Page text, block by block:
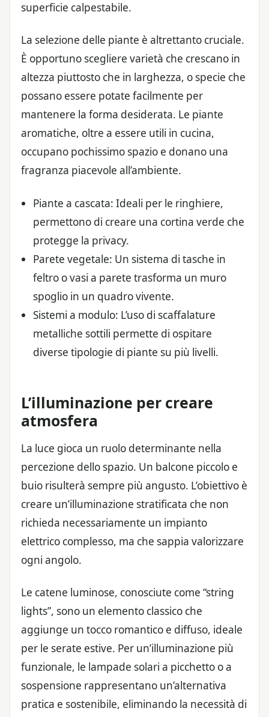
superficie calpestabile.
La selezione delle piante è altrettanto cruciale.
È opportuno scegliere varietà che crescano in
altezza piuttosto che in larghezza, o specie che
possano essere potate facilmente per
mantenere la forma desiderata. Le piante
aromatiche, oltre a essere utili in cucina,
occupano pochissimo spazio e donano una
fragranza piacevole all’ambiente.
Piante a cascata: Ideali per le ringhiere,
permettono di creare una cortina verde che
protegge la privacy.
Parete vegetale: Un sistema di tasche in
feltro o vasi a parete trasforma un muro
spoglio in un quadro vivente.
Sistemi a modulo: L’uso di scaffalature
metalliche sottili permette di ospitare
diverse tipologie di piante su più livelli.
L’illuminazione per creare
atmosfera
La luce gioca un ruolo determinante nella
percezione dello spazio. Un balcone piccolo e
buio risulterà sempre più angusto. L’obiettivo è
creare un’illuminazione stratificata che non
richieda necessariamente un impianto
elettrico complesso, ma che sappia valorizzare
ogni angolo.
Le catene luminose, conosciute come “string
lights”, sono un elemento classico che
aggiunge un tocco romantico e diffuso, ideale
per le serate estive. Per un’illuminazione più
funzionale, le lampade solari a picchetto o a
sospensione rappresentano un’alternativa
pratica e sostenibile, eliminando la necessità di